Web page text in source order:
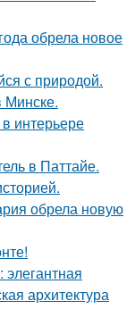
обрела новое
с природой.
Минске.
интерьере
в Паттайе.
обрела новую
архитектура